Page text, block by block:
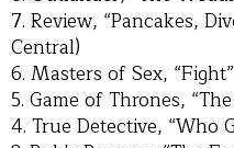
7. Review, “Pancakes,
Central)
6. Masters of Sex,
5. Game of Thrones,
4. True Detective, “Who